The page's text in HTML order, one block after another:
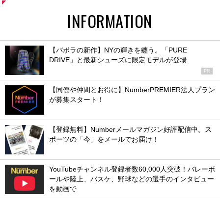
INFORMATION
【バボラの新作】NYの輝きを纏う。「PURE
DRIVE」と最新シューズに限定モデルが登場
PR
【同僚や仲間とお得に】NumberPREMIER法人プラン
が募集スタート！
【登録無料】Numberメールマガジン好評配信中。ス
ポーツの「今」をメールでお届け！
YouTubeチャンネル登録者数60,000人突破！バレーボ
ールや陸上、バスケ、野球などの選手のインタビュー
を動画で